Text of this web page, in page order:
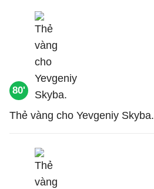
80'
Thẻ vàng cho Yevgeniy Skyba.